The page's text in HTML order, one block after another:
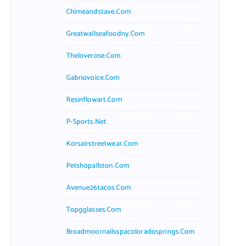
Chimeandstave.com
Greatwallseafoodny.com
Theloverose.com
Gabriovoice.com
Resinflowart.com
P-Sports.net
Korsairstreetwear.com
Petshopallston.com
Avenue26tacos.com
Topgglasses.com
Broadmoornailsspacoloradosprings.com